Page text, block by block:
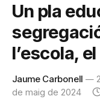
Un pla
l’escola,
Jaume Carbonell
de maig de 2024